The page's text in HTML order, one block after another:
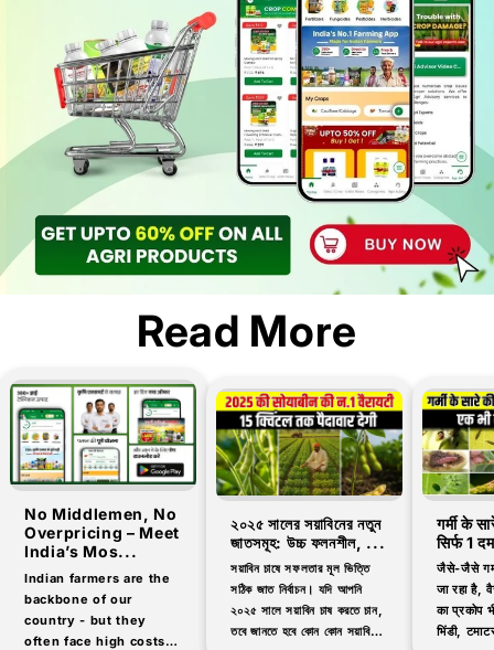
Read More
No Middlemen, No
Overpricing – Meet
India’s Mos...
Indian farmers are the
backbone of our
country - but they
often face high costs
২০২৫ সালের সয়াবিনের নতুন
জাতসমূহ: উচ্চ ফলনশীল, ...
সয়াবিন চাষে সফলতার মূল ভিত্তি
সঠিক জাত নির্বাচন। যদি আপনি
২০২৫ সালে সয়াবিন চাষ করতে চান,
তবে জানতে হবে কোন কোন সয়াবিনের
गर्मी के
सिर्फ 1
जैसे-जैसे
जा रहा है,
का प्रकोप
भिंडी,